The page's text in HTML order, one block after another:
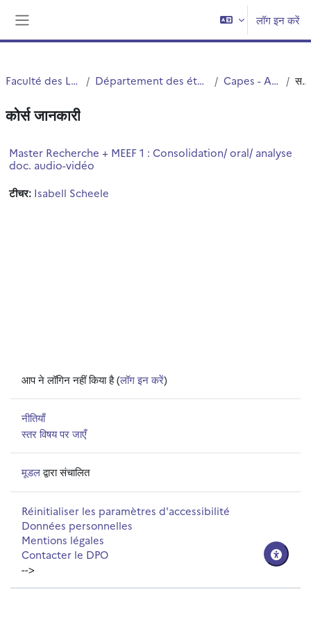
लॉग इन करें
Faculté des Langues Cultures et Sociétés (FLCS) Département des études germaniques, néerlandaises et scandinaves (EGNS) Capes - Agreg - ESPE - Etudes doctorales सन्क्षिप्त विवरण
कोर्स जानकारी
Master Recherche + MEEF 1 : Consolidation/ oral/ analyse
doc. audio-vidéo
टीचर: Isabell Scheele
आप ने लॉगिन नहीं किया है (लॉग इन करें)
नीतियाँ
स्तर विषय पर जाएँ
मूडलद्वारा संचालित
Réinitialiser les paramètres d'accessibilité
Données personnelles
Mentions légales
Contacter le DPO
-->